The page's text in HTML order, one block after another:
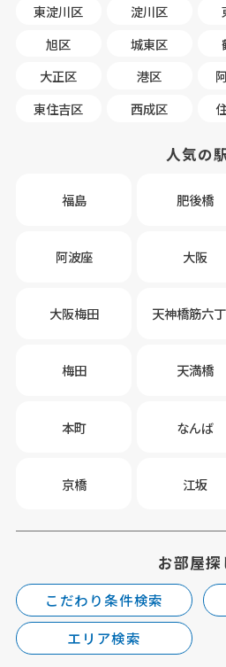
東淀川区
淀川区
旭区
城東区
大正区
港区
東住吉区
西成区
人気の
福島 肥後橋
阿波座 大阪
大阪梅田 天神橋筋六
梅田 天満橋
本町 なんば
京橋 江坂
お部屋探
こだわり条件検索
エリア検索